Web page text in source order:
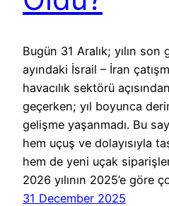
Bugün 31 Aralık; yılın
ayındaki İsrail – İran
havacılık sektörü
geçerken; yıl boyunca
gelişme yaşanmadı. Bu
hem uçuş ve dolayısıyla
hem de yeni uçak
2026 yılının 2025’e göre
31 December 2025